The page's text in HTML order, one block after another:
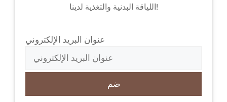
اللياقة البدنية والتغذية لدينا!
عنوان البريد الإلكتروني